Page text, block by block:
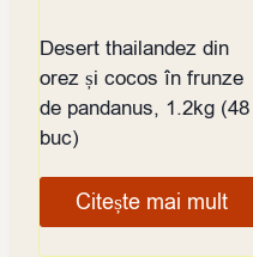
Desert thailandez din
orez și cocos în frunze
de pandanus, 1.2kg (48
buc)
Citește mai mult